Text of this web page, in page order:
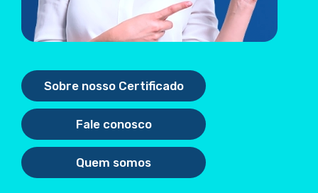
Sobre nosso Certificado
Fale conosco
Quem somos